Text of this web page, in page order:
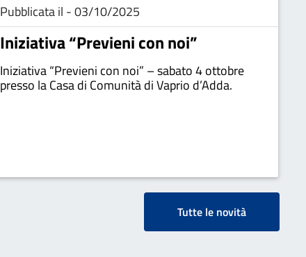
Pubblicata il - 03/10/2025
Iniziativa “Previeni con noi”
Iniziativa “Previeni con noi” – sabato 4 ottobre
presso la Casa di Comunità di Vaprio d’Adda.
Tutte le novità